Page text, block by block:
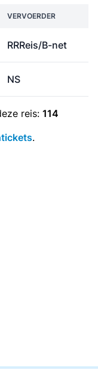
VERVOERDER
RRReis/B-net
NS
reis: 114
.